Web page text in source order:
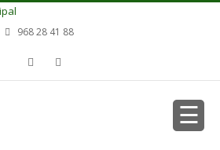
968 28 41 88